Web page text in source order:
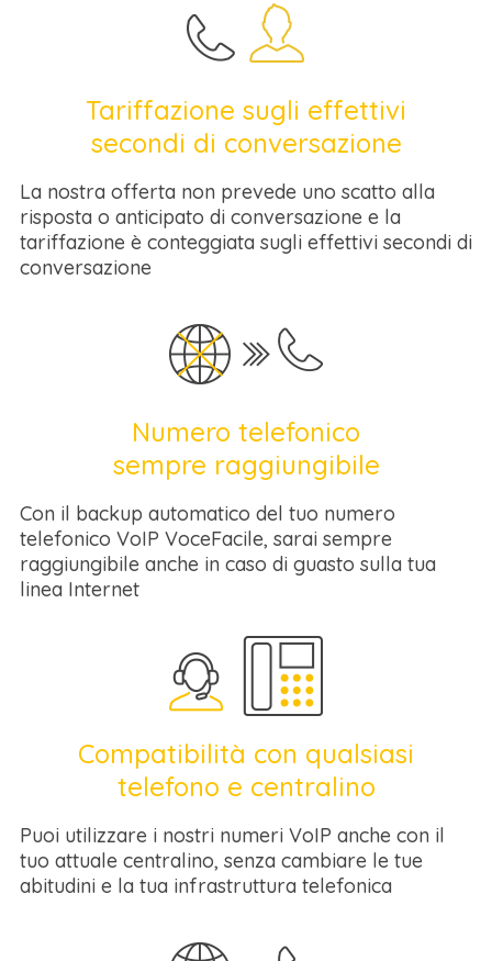
Tariffazione sugli effettivi
secondi di conversazione
La nostra offerta non prevede uno scatto alla
risposta o anticipato di conversazione e la
tariffazione è conteggiata sugli effettivi secondi di
conversazione
Numero telefonico
sempre raggiungibile
Con il backup automatico del tuo numero
telefonico VoIP VoceFacile, sarai sempre
raggiungibile anche in caso di guasto sulla tua
linea Internet
Compatibilità con qualsiasi
telefono e centralino
Puoi utilizzare i nostri numeri VoIP anche con il
tuo attuale centralino, senza cambiare le tue
abitudini e la tua infrastruttura telefonica